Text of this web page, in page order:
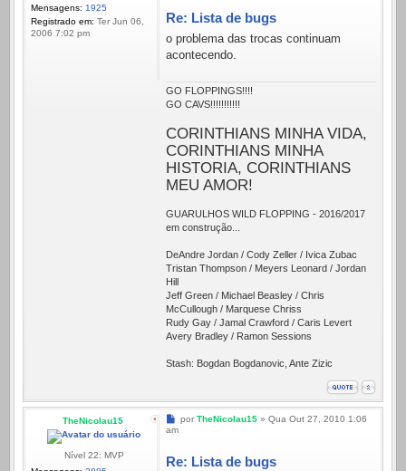
Mensagens: 1925
Registrado em: Ter Jun 06,
2006 7:02 pm
Re: Lista de bugs
o problema das trocas continuam
acontecendo.
GO FLOPPINGS!!!!
GO CAVS!!!!!!!!!!!
CORINTHIANS MINHA VIDA,
CORINTHIANS MINHA
HISTORIA, CORINTHIANS
MEU AMOR!
GUARULHOS WILD FLOPPING - 2016/2017
em construção...
DeAndre Jordan / Cody Zeller / Ivica Zubac
Tristan Thompson / Meyers Leonard / Jordan
Hill
Jeff Green / Michael Beasley / Chris
McCullough / Marquese Chriss
Rudy Gay / Jamal Crawford / Caris Levert
Avery Bradley / Ramon Sessions
Stash: Bogdan Bogdanovic, Ante Zizic
TheNicolau15
Nível 22: MVP
Mensagem
por TheNicolau15» Qua Out 27, 2010 1:06
am
Re: Lista de bugs